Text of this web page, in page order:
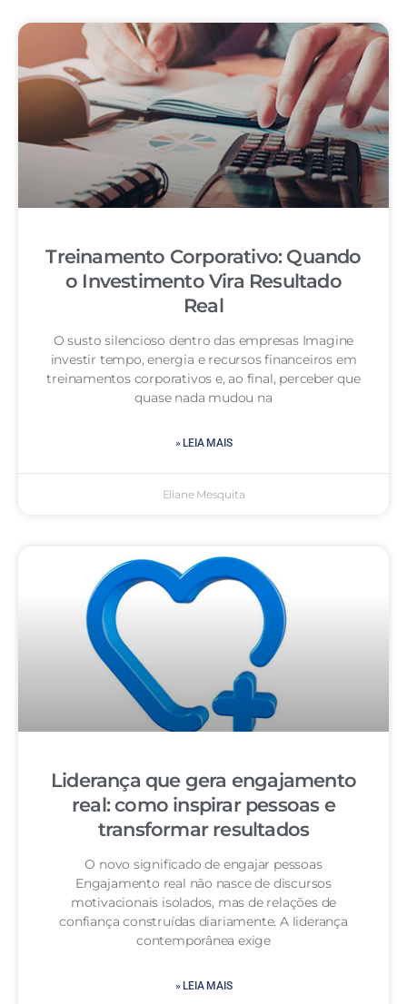
Treinamento Corporativo: Quando
o Investimento Vira Resultado
Real
O susto silencioso dentro das empresas Imagine
investir tempo, energia e recursos financeiros em
treinamentos corporativos e, ao final, perceber que
quase nada mudou na
» LEIA MAIS
Eliane Mesquita
Liderança que gera engajamento
real: como inspirar pessoas e
transformar resultados
O novo significado de engajar pessoas
Engajamento real não nasce de discursos
motivacionais isolados, mas de relações de
confiança construídas diariamente. A liderança
contemporânea exige
» LEIA MAIS